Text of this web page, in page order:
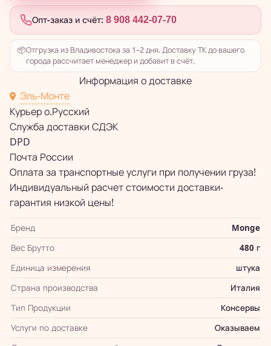
Опт-заказ и счёт: 8 908 442-07-70
📦Отгрузка из Владивостока за 1–2 дня. Доставку ТК до вашего
города рассчитает менеджер и добавит в счёт.
Информация о доставке
Эль-Монте
Курьер о.Русский
Служба доставки СДЭК
DPD
Почта России
Оплата за транспортные услуги при получении груза!
Индивидуальный расчет стоимости доставки-
гарантия низкой цены!
Бренд
Monge
Вес Брутто
480 г
Единица измерения
штука
Страна производства
Италия
Тип Продукции
Консервы
Услуги по доставке
Оказываем